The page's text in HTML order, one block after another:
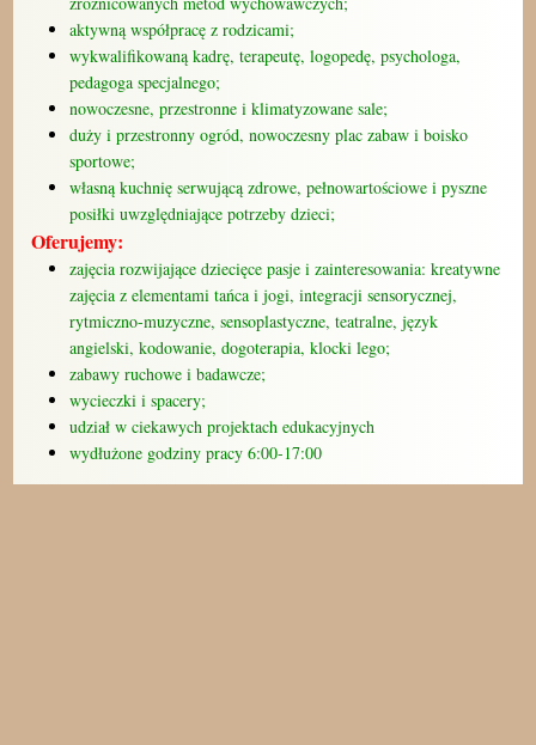
aktywną współpracę z rodzicami;
wykwalifikowaną kadrę, terapeutę, logopedę, psychologa,
pedagoga specjalnego;
nowoczesne, przestronne i klimatyzowane sale;
duży i przestronny ogród, nowoczesny plac zabaw i boisko
sportowe;
własną kuchnię serwującą zdrowe, pełnowartościowe i pyszne
posiłki uwzględniające potrzeby dzieci;
Oferujemy:
zajęcia rozwijające dziecięce pasje i zainteresowania: kreatywne
zajęcia z elementami tańca i jogi, integracji sensorycznej,
rytmiczno-muzyczne, sensoplastyczne, teatralne, język
angielski, kodowanie, dogoterapia, klocki lego;
zabawy ruchowe i badawcze;
wycieczki i spacery;
udział w ciekawych projektach edukacyjnych
wydłużone godziny pracy 6:00-17:00